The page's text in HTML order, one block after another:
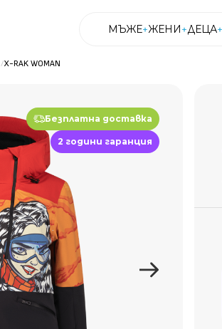
МЪЖЕ ЖЕНИ ДЕЦА
/X-RAK WOMAN
Безплатна доставка
2 години гаранция